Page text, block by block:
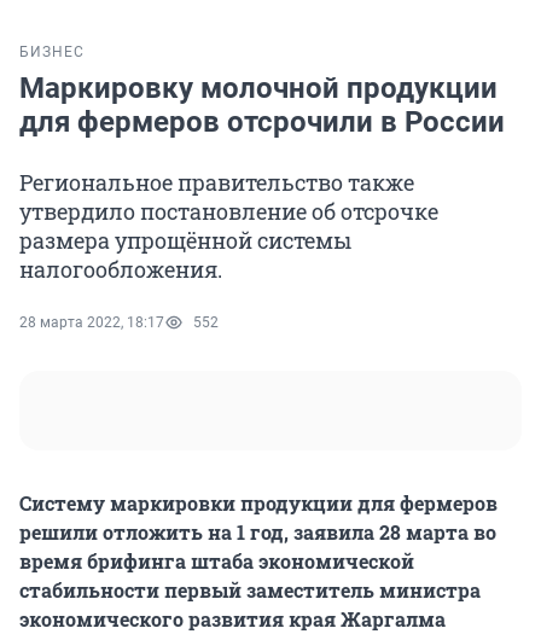
БИЗНЕС
Маркировку молочной продукции
для фермеров отсрочили в России
Региональное правительство также
утвердило постановление об отсрочке
размера упрощённой системы
налогообложения.
28 марта 2022, 18:17 552
Систему маркировки продукции для фермеров
решили отложить на 1 год, заявила 28 марта во
время брифинга штаба экономической
стабильности первый заместитель министра
экономического развития края Жаргалма